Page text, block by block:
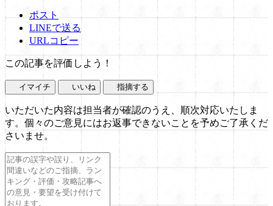
ポスト
LINEで送る
URLコピー
この記事を評価しよう！
イマイチ いいね 指摘する
いただいた内容は担当者が確認のうえ、順次対応いたしま
す。個々のご意見にはお返事できないことを予めご了承くだ
さいませ。